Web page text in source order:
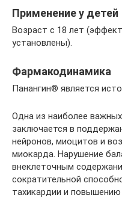
Применение у детей
Возраст с 18 лет
установлены).
Фармакодинамика
Панангин® является
Одна из наиболее
заключается в
нейронов, миоцитов и
миокарда. Нарушение
внеклеточным
сократительной
тахикардии и